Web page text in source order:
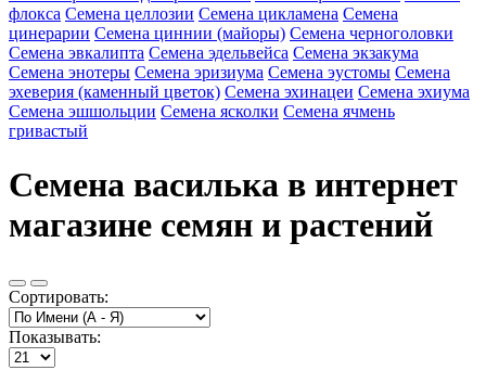
флокса Семена целлозии Семена цикламена Семена
цинерарии Семена циннии (майоры) Семена черноголовки
Семена эвкалипта Семена эдельвейса Семена экзакума
Семена энотеры Семена эризиума Семена эустомы Семена
эхеверия (каменный цветок) Семена эхинацеи Семена эхиума
Семена эшшольции Семена ясколки Семена ячмень
гривастый
Семена василька в интернет
магазине семян и растений
Сортировать:
Показывать: